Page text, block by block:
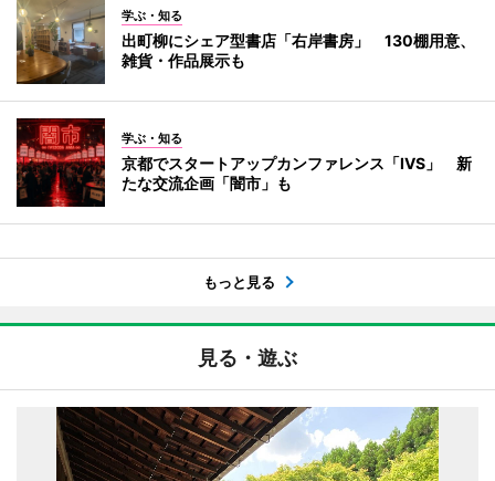
学ぶ・知る
出町柳にシェア型書店「右岸書房」 130棚用意、
雑貨・作品展示も
学ぶ・知る
京都でスタートアップカンファレンス「IVS」 新
たな交流企画「闇市」も
もっと見る
見る・遊ぶ